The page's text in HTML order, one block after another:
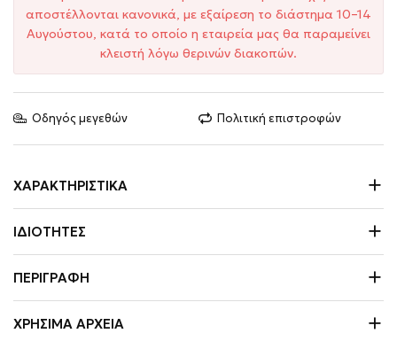
αποστέλλονται κανονικά, με εξαίρεση το διάστημα 10–14
Αυγούστου, κατά το οποίο η εταιρεία μας θα παραμείνει
κλειστή λόγω θερινών διακοπών.
Οδηγός μεγεθών Πολιτική επιστροφών
ΧΑΡΑΚΤΗΡΙΣΤΙΚΆ
ΙΔΙΌΤΗΤΕΣ
ΠΕΡΙΓΡΑΦΉ
ΧΡΉΣΙΜΑ ΑΡΧΕΊΑ